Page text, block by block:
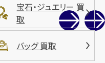
宝石・ジュエリー 買
取
バッグ 買取